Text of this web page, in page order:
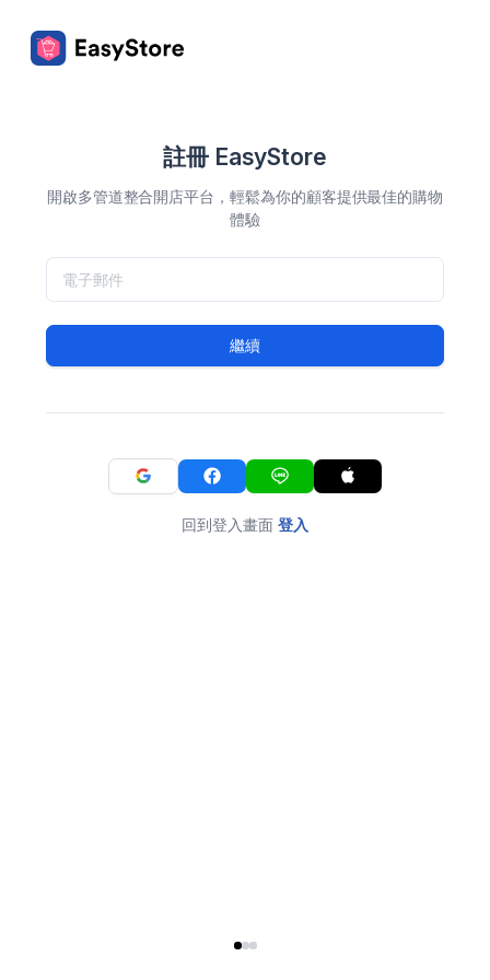
註冊 EasyStore
開啟多管道整合開店平台，輕鬆為你的顧客提供最佳的購物
體驗
繼續
回到登入畫面 登入